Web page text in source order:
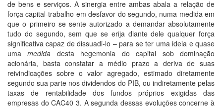
de bens e serviços. A sinergia entre ambas abala a relação de
força capital-trabalho em desfavor do segundo, numa medida em
que o primeiro se sente autorizado a demandar absolutamente
tudo do segundo, sem que se erija diante dele qualquer força
significativa capaz de dissuadi-lo – para se ter uma ideia e quase
umamedida desta hegemonia do capital sob dominação
acionária, basta constatar a médio prazo a deriva de suas
reivindicações sobre o valor agregado, estimado diretamente
segundo sua parte nos dividendos do PIB, ou indiretamente pelas
taxas de rentabilidade dos fundos próprios exigidas das
empresas do CAC40 3. A segunda dessas evoluções concerne à